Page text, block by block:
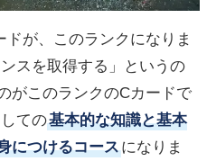
が、このランクになりま
スを取得する」というの
がこのランクのCカードで
ての基本的な知識と基本
につけるコースになりま